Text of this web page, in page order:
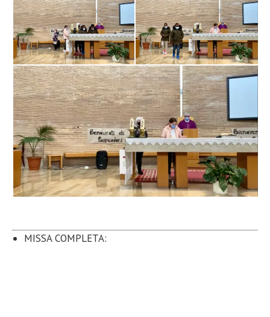
MISSA COMPLETA: